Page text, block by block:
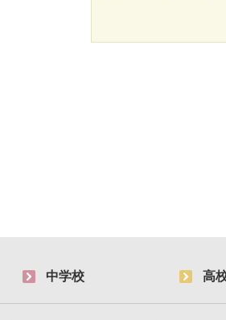
中学校 高